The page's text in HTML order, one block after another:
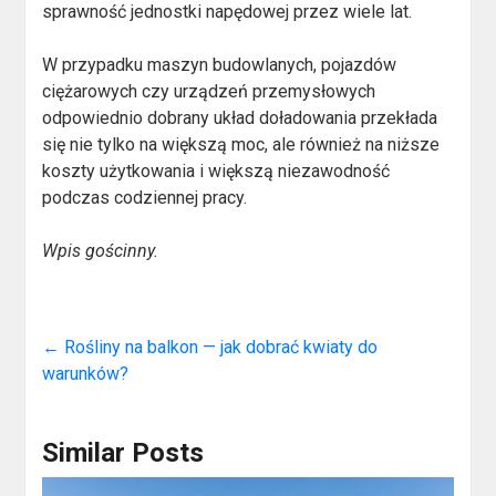
sprawność jednostki napędowej przez wiele lat.
W przypadku maszyn budowlanych, pojazdów
ciężarowych czy urządzeń przemysłowych
odpowiednio dobrany układ doładowania przekłada
się nie tylko na większą moc, ale również na niższe
koszty użytkowania i większą niezawodność
podczas codziennej pracy.
Wpis gościnny.
← Rośliny na balkon — jak dobrać kwiaty do
warunków?
Similar Posts